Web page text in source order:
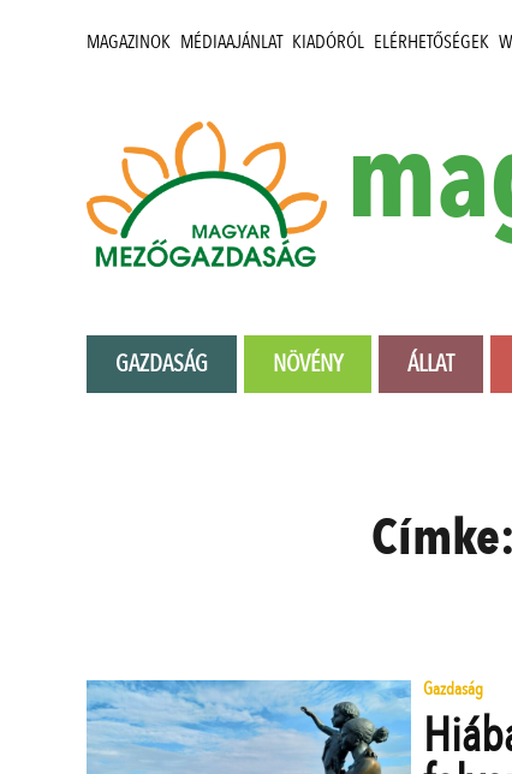
MAGAZINOK MÉDIAAJÁNLAT KIADÓRÓL ELÉRHETŐSÉGEK
GAZDASÁG NÖVÉNY ÁLLAT
Címke:
Gazdaság